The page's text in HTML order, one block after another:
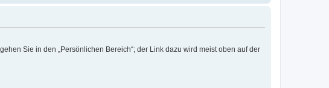
Sie in den „Persönlichen Bereich“; der Link dazu wird meist oben auf der